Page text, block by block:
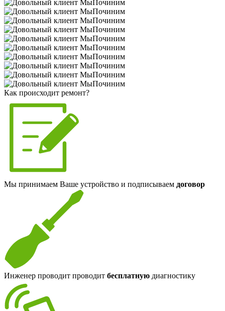
Как происходит ремонт?
Мы принимаем Ваше устройство и подписываем договор
Инженер проводит проводит бесплатную диагностику